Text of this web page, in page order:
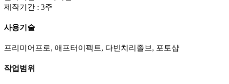
제작기간 : 3주
사용기술
프리미어프로, 애프터이펙트, 다빈치리졸브, 포토샵
작업범위